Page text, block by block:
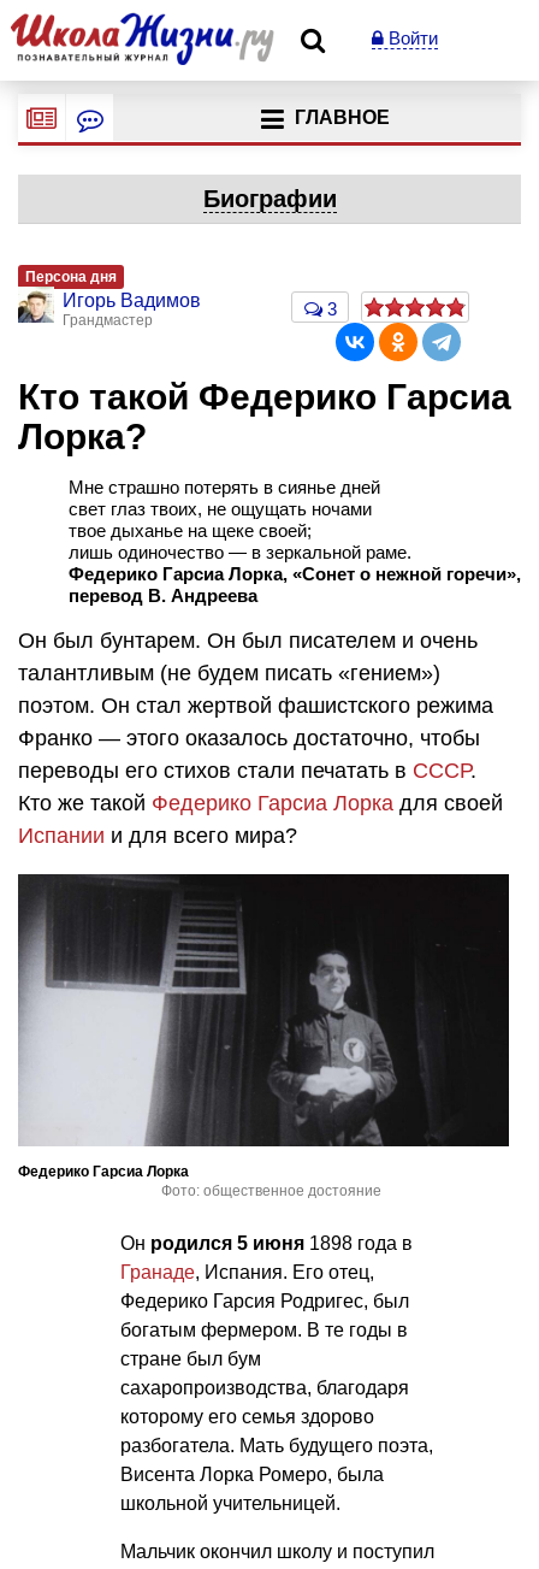
Войти
ГЛАВНОЕ
Биографии
Персона дня
Игорь Вадимов
Грандмастер
3
Кто такой Федерико Гарсиа
Лорка?
Мне страшно потерять в сиянье дней
свет глаз твоих, не ощущать ночами
твое дыханье на щеке своей;
лишь одиночество — в зеркальной раме.
Федерико Гарсиа Лорка, «Сонет о нежной горечи»,
перевод В. Андреева
Он был бунтарем. Он был писателем и очень
талантливым (не будем писать «гением»)
поэтом. Он стал жертвой фашистского режима
Франко — этого оказалось достаточно, чтобы
переводы его стихов стали печатать в СССР.
Кто же такой Федерико Гарсиа Лорка для своей
Испании и для всего мира?
Федерико Гарсиа Лорка
Фото: общественное достояние
Он родился 5 июня 1898 года в
Гранаде, Испания. Его отец,
Федерико Гарсия Родригес, был
богатым фермером. В те годы в
стране был бум
сахаропроизводства, благодаря
которому его семья здорово
разбогатела. Мать будущего поэта,
Висента Лорка Ромеро, была
школьной учительницей.
Мальчик окончил школу и поступил